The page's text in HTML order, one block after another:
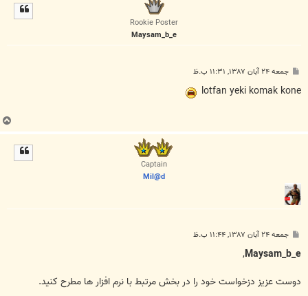
Rookie Poster
Maysam_b_e
پ
ت
جمعه ۲۴ آبان ۱۳۸۷, ۱۱:۳۱ ب.ظ
lotfan yeki komak kone
ب
ا
Captain
Mil@d
پ
ت
جمعه ۲۴ آبان ۱۳۸۷, ۱۱:۴۴ ب.ظ
Maysam_b_e
,
دوست عزيز دزخواست خود را در بخش مرتبط با نرم افزار ها مطرح کنيد.